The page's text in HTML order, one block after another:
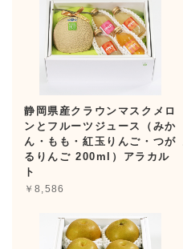
静岡県産クラウンマスクメロ
ンとフルーツジュース（みか
ん・もも・紅玉りんご・つが
るりんご 200ml）アラカル
ト
￥8,586